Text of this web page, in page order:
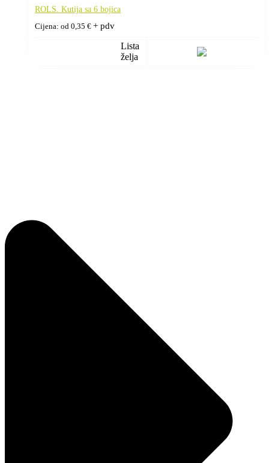
ROLS. Kutija sa 6 bojica
Cijena: od 0,35 € + pdv
Lista
želja